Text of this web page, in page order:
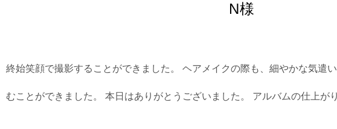
N様
終始笑顔で撮影することができました。 ヘアメイクの際も、細やかな気遣
むことができました。 本日はありがとうございました。 アルバムの仕上が